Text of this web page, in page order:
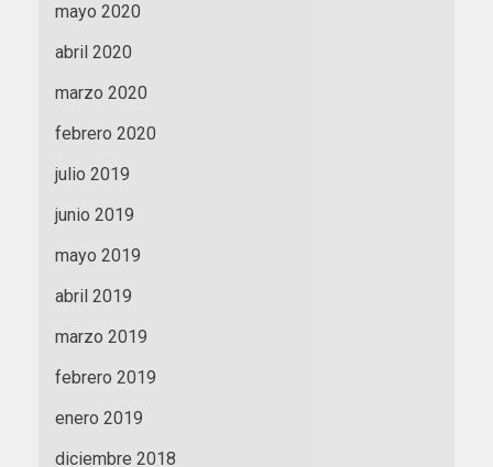
mayo 2020
abril 2020
marzo 2020
febrero 2020
julio 2019
junio 2019
mayo 2019
abril 2019
marzo 2019
febrero 2019
enero 2019
diciembre 2018